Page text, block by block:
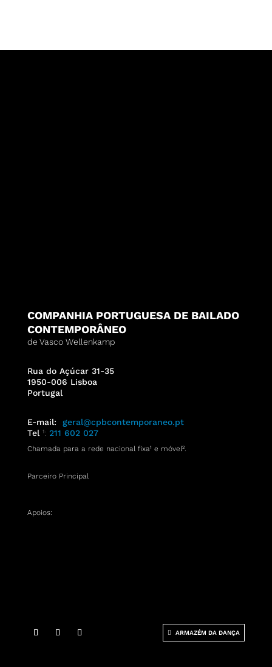
COMPANHIA PORTUGUESA DE BAILADO
CONTEMPORÂNEO
de Vasco Wellenkamp
Rua do Açúcar 31-35
1950-006 Lisboa
Portugal
E-mail:
geral@cpbcontemporaneo.pt
Tel ¹: 211 602 027
Chamada para a rede nacional fixa¹ e móvel².
Parceiro Principal
Apoios:
ARMAZÉM DA DANÇA